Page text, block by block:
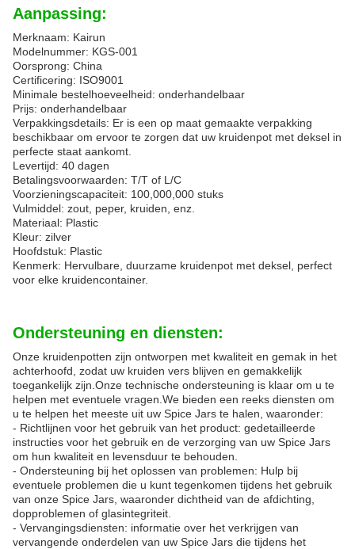
Aanpassing:
Merknaam: Kairun
Modelnummer: KGS-001
Oorsprong: China
Certificering: ISO9001
Minimale bestelhoeveelheid: onderhandelbaar
Prijs: onderhandelbaar
Verpakkingsdetails: Er is een op maat gemaakte verpakking
beschikbaar om ervoor te zorgen dat uw kruidenpot met deksel in
perfecte staat aankomt.
Levertijd: 40 dagen
Betalingsvoorwaarden: T/T of L/C
Voorzieningscapaciteit: 100,000,000 stuks
Vulmiddel: zout, peper, kruiden, enz.
Materiaal: Plastic
Kleur: zilver
Hoofdstuk: Plastic
Kenmerk: Hervulbare, duurzame kruidenpot met deksel, perfect
voor elke kruidencontainer.
Ondersteuning en diensten:
Onze kruidenpotten zijn ontworpen met kwaliteit en gemak in het
achterhoofd, zodat uw kruiden vers blijven en gemakkelijk
toegankelijk zijn.Onze technische ondersteuning is klaar om u te
helpen met eventuele vragen.We bieden een reeks diensten om
u te helpen het meeste uit uw Spice Jars te halen, waaronder:
- Richtlijnen voor het gebruik van het product: gedetailleerde
instructies voor het gebruik en de verzorging van uw Spice Jars
om hun kwaliteit en levensduur te behouden.
- Ondersteuning bij het oplossen van problemen: Hulp bij
eventuele problemen die u kunt tegenkomen tijdens het gebruik
van onze Spice Jars, waaronder dichtheid van de afdichting,
dopproblemen of glasintegriteit.
- Vervangingsdiensten: informatie over het verkrijgen van
vervangende onderdelen van uw Spice Jars die tijdens het